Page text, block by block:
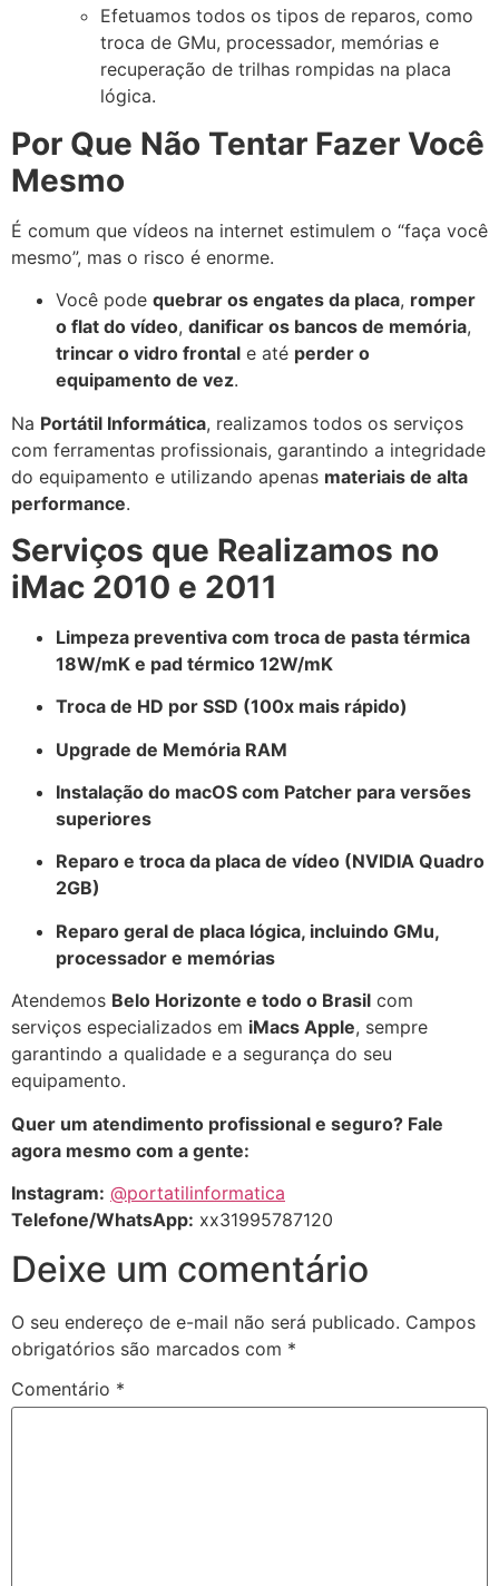
Efetuamos todos os tipos de reparos, como
troca de GMu, processador, memórias e
recuperação de trilhas rompidas na placa
lógica.
Por Que Não Tentar Fazer Você
Mesmo
É comum que vídeos na internet estimulem o “faça você
mesmo”, mas o risco é enorme.
Você pode quebrar os engates da placa, romper
o flat do vídeo, danificar os bancos de memória,
trincar o vidro frontal e até perder o
equipamento de vez.
Na Portátil Informática, realizamos todos os serviços
com ferramentas profissionais, garantindo a integridade
do equipamento e utilizando apenas materiais de alta
performance.
Serviços que Realizamos no
iMac 2010 e 2011
Limpeza preventiva com troca de pasta térmica
18W/mK e pad térmico 12W/mK
Troca de HD por SSD (100x mais rápido)
Upgrade de Memória RAM
Instalação do macOS com Patcher para versões
superiores
Reparo e troca da placa de vídeo (NVIDIA Quadro
2GB)
Reparo geral de placa lógica, incluindo GMu,
processador e memórias
Atendemos Belo Horizonte e todo o Brasil com
serviços especializados em iMacs Apple, sempre
garantindo a qualidade e a segurança do seu
equipamento.
Quer um atendimento profissional e seguro? Fale
agora mesmo com a gente:
Instagram: @portatilinformatica
Telefone/WhatsApp: xx31995787120
Deixe um comentário
O seu endereço de e-mail não será publicado. Campos
obrigatórios são marcados com *
Comentário *